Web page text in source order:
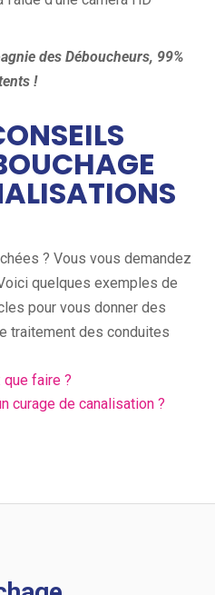
des Déboucheurs, 99%
!
? Vous vous demandez
quelques exemples de
pour vous donner des
traitement des conduites
que faire ?
curage de canalisation ?